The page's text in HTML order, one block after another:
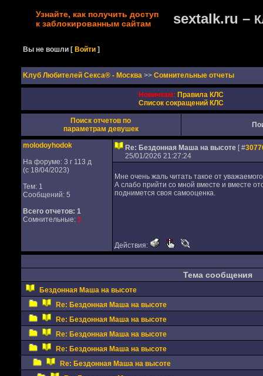
Узнайте, как получить доступ
к заблокированным сайтам
sextalk.ru –
Вы не вошли [Войти ]
Kлуб Любителей Секса® - Москва >> Сомнительные отчеты
Новичкам: Правила КЛС
Список сокращений КЛС
Поиск отчетов по
параметрам девушек
molodoyhodok
На форуме: 3 г 113 д
(с 18/04/2023)
Тем: 1
Сообщений: 5
Всего отчетов: 1
Сомнительные: 1
Re: Бездонная Маша на высоте [ #
25/01/2026 21:27:24
Мне очень жаль читать такое от
А слабо прийти со мной вместе и вместе
поднимется своя самооценка.
Действия:
Тема сообщения
Бездонная Маша на высоте
Re: Бездонная Маша на высоте
Re: Бездонная Маша на высоте
Re: Бездонная Маша на высоте
Re: Бездонная Маша на высоте
Re: Бездонная Маша на высоте